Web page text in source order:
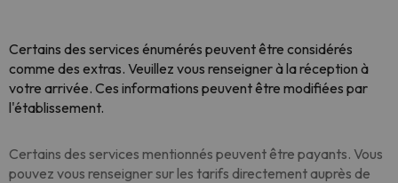
Certains des services énumérés peuvent être considérés
comme des extras. Veuillez vous renseigner à la réception à
votre arrivée. Ces informations peuvent être modifiées par
l'établissement.
Certains des services mentionnés peuvent être payants. Vous
pouvez vous renseigner sur les tarifs directement auprès de